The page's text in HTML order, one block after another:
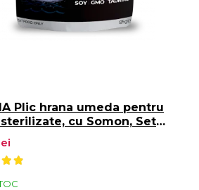
Plic hrana umeda pentru
cu Somon, Set